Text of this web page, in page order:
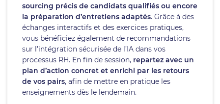
sourcing précis de candidats qualifiés ou encore
la préparation d’entretiens adaptés. Grâce à des
échanges interactifs et des exercices pratiques,
vous bénéficiez également de recommandations
sur l’intégration sécurisée de l’IA dans vos
processus RH. En fin de session, repartez avec un
plan d’action concret et enrichi par les retours
de vos pairs, afin de mettre en pratique les
enseignements dès le lendemain.